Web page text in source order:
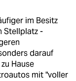
im Besitz
Stellplatz -
darauf
Hause
mit "voller